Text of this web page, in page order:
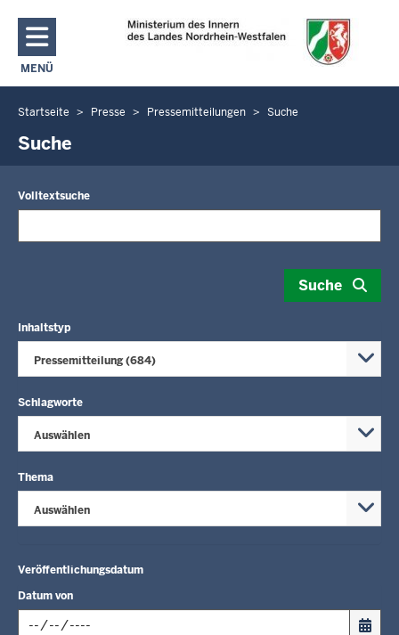
Direkt zum Inhalt
MENÜ
NAVIGATION AKTIVIEREN/DEAKTIVIEREN: MAIN MENU
Sie
befinden
Startseite Presse Pressemitteilungen Suche
Suche
Volltextsuche
Suche
Inhaltstyp
Pressemitteilung (684)
Schlagworte
Auswählen
Thema
Auswählen
Veröffentlichungsdatum
Datum von